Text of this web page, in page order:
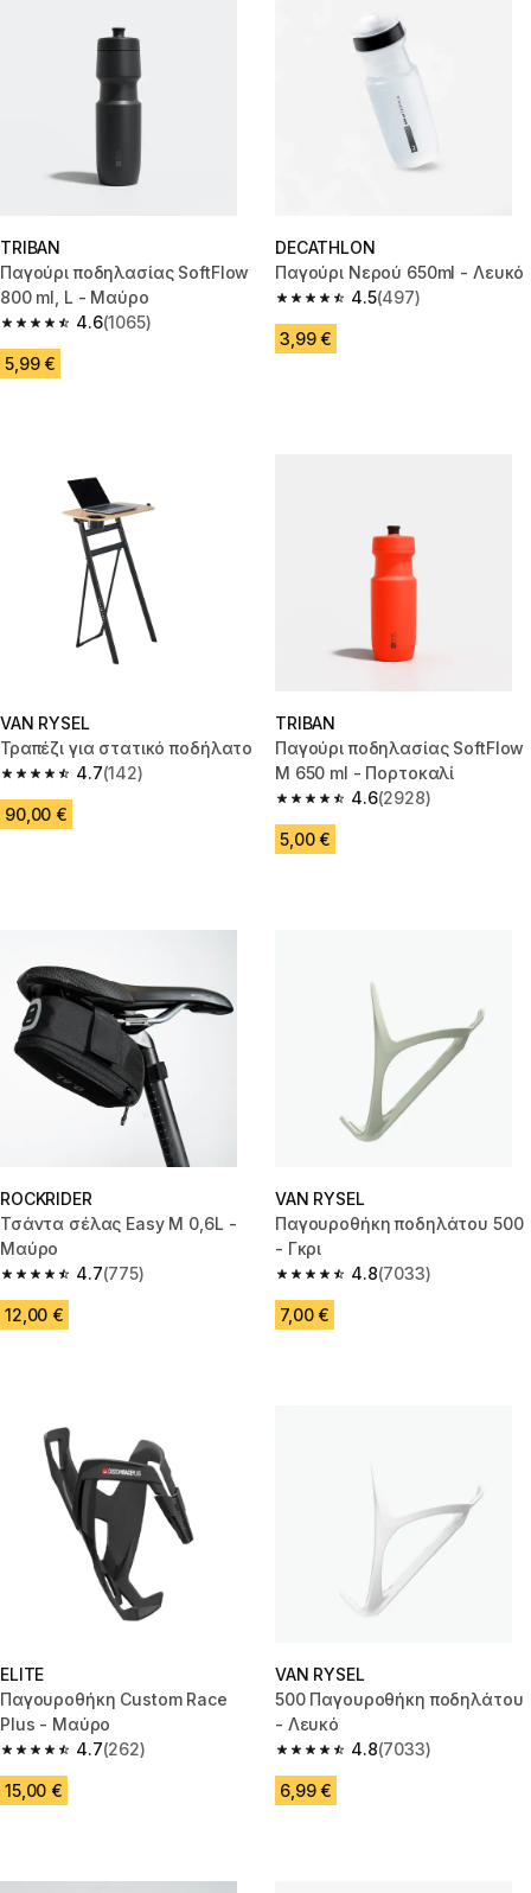
TRIBAN
Παγούρι ποδηλασίας SoftFlow
800 ml, L - Μαύρο
4.6
4.6 out of 5 stars from 1065 reviews
(1065)
5,99 €
DECATHLON
Παγούρι Νερού 650ml - Λευκό
4.5
4.5 out of 5 stars from 497
(497)
3,99 €
VAN RYSEL
Τραπέζι για στατικό ποδήλατο
4.7
4.7 out of 5 stars from 142 reviews
(142)
90,00 €
TRIBAN
Παγούρι ποδηλασίας SoftFlow
Μ 650 ml - Πορτοκαλί
4.6
4.6 out of 5 stars from 2928
(2928)
5,00 €
ROCKRIDER
Τσάντα σέλας Easy M 0,6L -
Μαύρο
4.7
4.7 out of 5 stars from 775 reviews
(775)
12,00 €
VAN RYSEL
Παγουροθήκη ποδηλάτου 500
- Γκρι
4.8
4.8 out of 5 stars from 7033
(7033)
7,00 €
ELITE
Παγουροθήκη Custom Race
Plus - Μαύρο
4.7
4.7 out of 5 stars from 262 reviews
(262)
15,00 €
VAN RYSEL
500 Παγουροθήκη ποδηλάτου
- Λευκό
4.8
4.8 out of 5 stars from 7033
(7033)
6,99 €